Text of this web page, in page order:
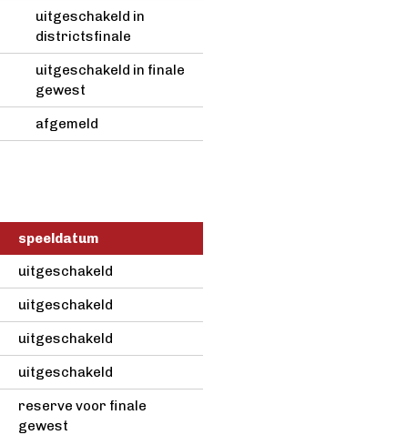
uitgeschakeld in
districtsfinale
uitgeschakeld in finale
gewest
afgemeld
speeldatum
uitgeschakeld
uitgeschakeld
uitgeschakeld
uitgeschakeld
reserve voor finale
gewest